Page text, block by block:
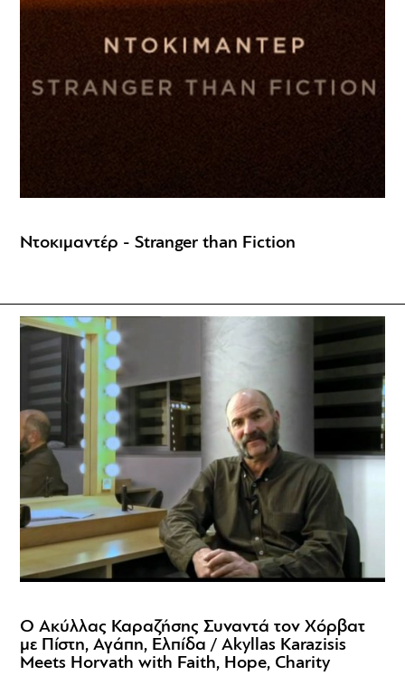
Ντοκιμαντέρ - Stranger than Fiction
Ο Ακύλλας Καραζήσης Συναντά τον Χόρβατ
με Πίστη, Αγάπη, Ελπίδα / Akyllas Karazisis
Meets Horvath with Faith, Hope, Charity